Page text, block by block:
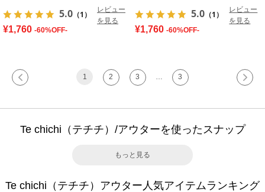
5.0 （1）
レビュー
を見る
¥1,760 -60%OFF-
5.0 （1）
レビュー
を見る
¥1,760 -60%OFF-
1 2 3 3
Te chichi（テチチ）/アウターを使ったスナップ
もっと見る
Te chichi（テチチ）アウター人気アイテムランキング